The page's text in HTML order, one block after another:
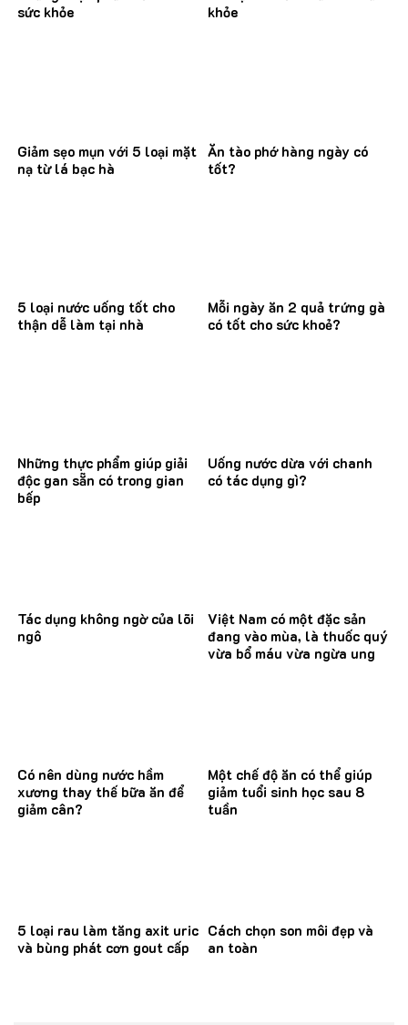
sức khỏe
khỏe
Giảm sẹo mụn với 5 loại mặt
nạ từ lá bạc hà
Ăn tào phớ hàng ngày có
tốt?
5 loại nước uống tốt cho
thận dễ làm tại nhà
Mỗi ngày ăn 2 quả trứng gà
có tốt cho sức khoẻ?
Những thực phẩm giúp giải
độc gan sẵn có trong gian
bếp
Uống nước dừa với chanh
có tác dụng gì?
Tác dụng không ngờ của lõi
ngô
Việt Nam có một đặc sản
đang vào mùa, là thuốc quý
vừa bổ máu vừa ngừa ung
Có nên dùng nước hầm
xương thay thế bữa ăn để
giảm cân?
Một chế độ ăn có thể giúp
giảm tuổi sinh học sau 8
tuần
5 loại rau làm tăng axit uric
và bùng phát cơn gout cấp
Cách chọn son môi đẹp và
an toàn